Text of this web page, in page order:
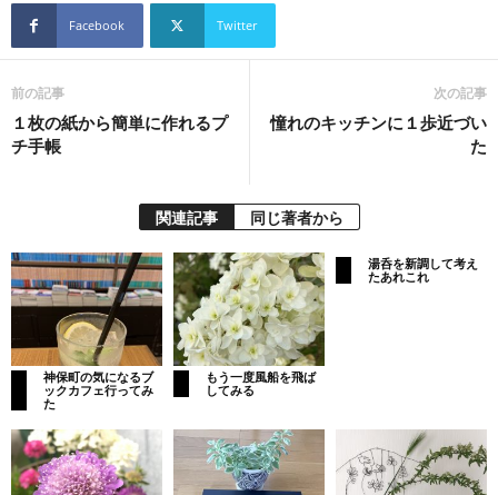
Facebook Twitter
前の記事
１枚の紙から簡単に作れるプ
チ手帳
次の記事
憧れのキッチンに１歩近づい
た
関連記事 同じ著者から
神保町の気になるブ
ックカフェ行ってみ
た
もう一度風船を飛ば
してみる
湯呑を新調して考え
たあれこれ